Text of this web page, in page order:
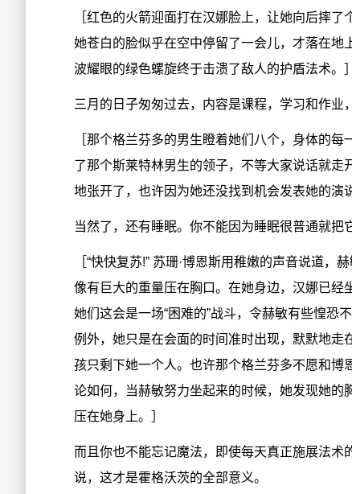
［红色的火箭迎面打在汉娜脸上，让她向后摔
她苍白的脸似乎在空中停留了一会儿，才落在
波耀眼的绿色螺旋终于击溃了敌人的护盾法术。］
三月的日子匆匆过去，内容是课程，学习和作业
［那个格兰芬多的男生瞪着她们八个，身体的
了那个斯莱特林男生的领子，不等大家说话就
地张开了，也许因为她还没找到机会发表她的
当然了，还有睡眠。你不能因为睡眠很普通就把
［“快快复苏!” 苏珊·博恩斯用稚嫩的声音说道
像有巨大的重量压在胸口。在她身边，汉娜已
她们这会是一场“困难的”战斗，令赫敏有些惶恐
例外，她只是在会面的时间准时出现，默默地
孩只剩下她一个人。也许那个格兰芬多不愿和
论如何，当赫敏努力坐起来的时候，她发现她
压在她身上。］
而且你也不能忘记魔法，即使每天真正施展法
说，这才是霍格沃茨的全部意义。